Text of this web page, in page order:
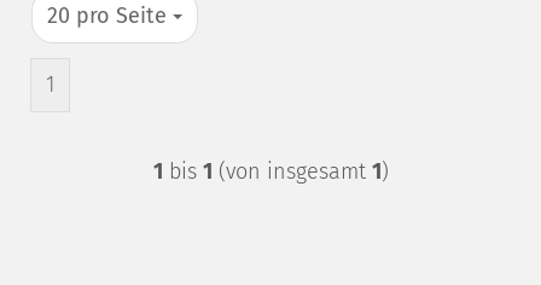
20 pro Seite
pro Seite
1
1 bis 1 (von insgesamt 1)